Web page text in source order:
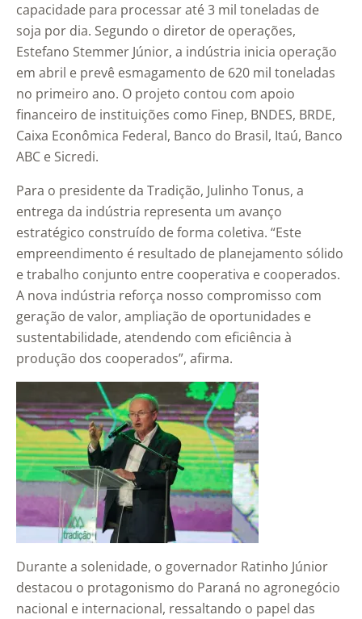
capacidade para processar até 3 mil toneladas de
soja por dia. Segundo o diretor de operações,
Estefano Stemmer Júnior, a indústria inicia operação
em abril e prevê esmagamento de 620 mil toneladas
no primeiro ano. O projeto contou com apoio
financeiro de instituições como Finep, BNDES, BRDE,
Caixa Econômica Federal, Banco do Brasil, Itaú, Banco
ABC e Sicredi.
Para o presidente da Tradição, Julinho Tonus, a
entrega da indústria representa um avanço
estratégico construído de forma coletiva. “Este
empreendimento é resultado de planejamento sólido
e trabalho conjunto entre cooperativa e cooperados.
A nova indústria reforça nosso compromisso com
geração de valor, ampliação de oportunidades e
sustentabilidade, atendendo com eficiência à
produção dos cooperados”, afirma.
Durante a solenidade, o governador Ratinho Júnior
destacou o protagonismo do Paraná no agronegócio
nacional e internacional, ressaltando o papel das